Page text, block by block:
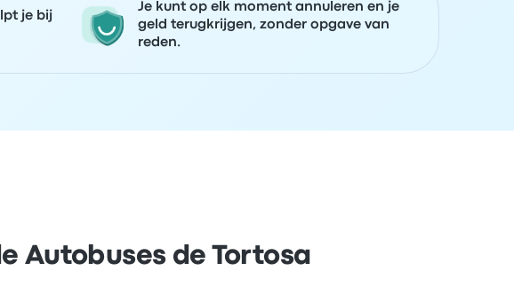
je bij
Je kunt op elk moment annuleren en je
geld terugkrijgen, zonder opgave van
reden.
Autobuses de Tortosa